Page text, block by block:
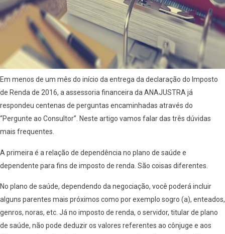
Em menos de um mês do início da entrega da declaração do Imposto
de Renda de 2016, a assessoria financeira da ANAJUSTRA já
respondeu centenas de perguntas encaminhadas através do
“Pergunte ao Consultor”. Neste artigo vamos falar das três dúvidas
mais frequentes.
A primeira é a relação de dependência no plano de saúde e
dependente para fins de imposto de renda. São coisas diferentes.
No plano de saúde, dependendo da negociação, você poderá incluir
alguns parentes mais próximos como por exemplo sogro (a), enteados,
genros, noras, etc. Já no imposto de renda, o servidor, titular de plano
de saúde, não pode deduzir os valores referentes ao cônjuge e aos